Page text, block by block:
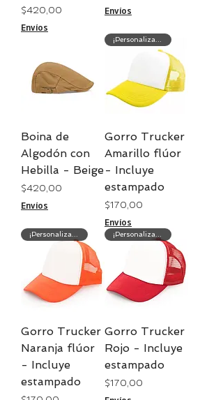
Precio
$ 420,00
Envíos
Envíos
Boina de
Algodón con
Hebilla - Beige
Precio
$ 420,00
Envíos
Gorro Trucker
Amarillo flúor
- Incluye
estampado
Precio
$ 170,00
Envíos
Gorro Trucker
Naranja flúor
- Incluye
estampado
Gorro Trucker
Rojo - Incluye
estampado
Precio
$ 170,00